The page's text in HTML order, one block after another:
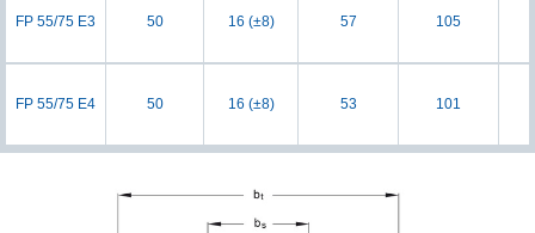
FP 55/75 E3 50 16 (±8) 57 105
FP 55/75 E4 50 16 (±8) 53 101